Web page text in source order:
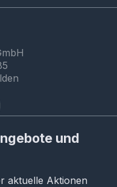
und
aktuelle Aktionen